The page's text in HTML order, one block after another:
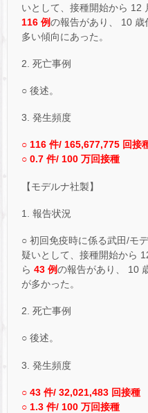
いとして、接種開始から 12
116 例の報告があり、 10
多い傾向にあった。
2. 死亡事例
○ 後述。
3. 発生頻度
○ 116 件/ 165,677,775 回接
○ 0.7 件/ 100 万回接種
【モデルナ社製】
1. 報告状況
○ 初回免疫時に係る武田/モ
疑いとして、接種開始から
ら 43 例の報告があり、 10
が多かった。
2. 死亡事例
○ 後述。
3. 発生頻度
○ 43 件/ 32,021,483 回接種
○ 1.3 件/ 100 万回接種